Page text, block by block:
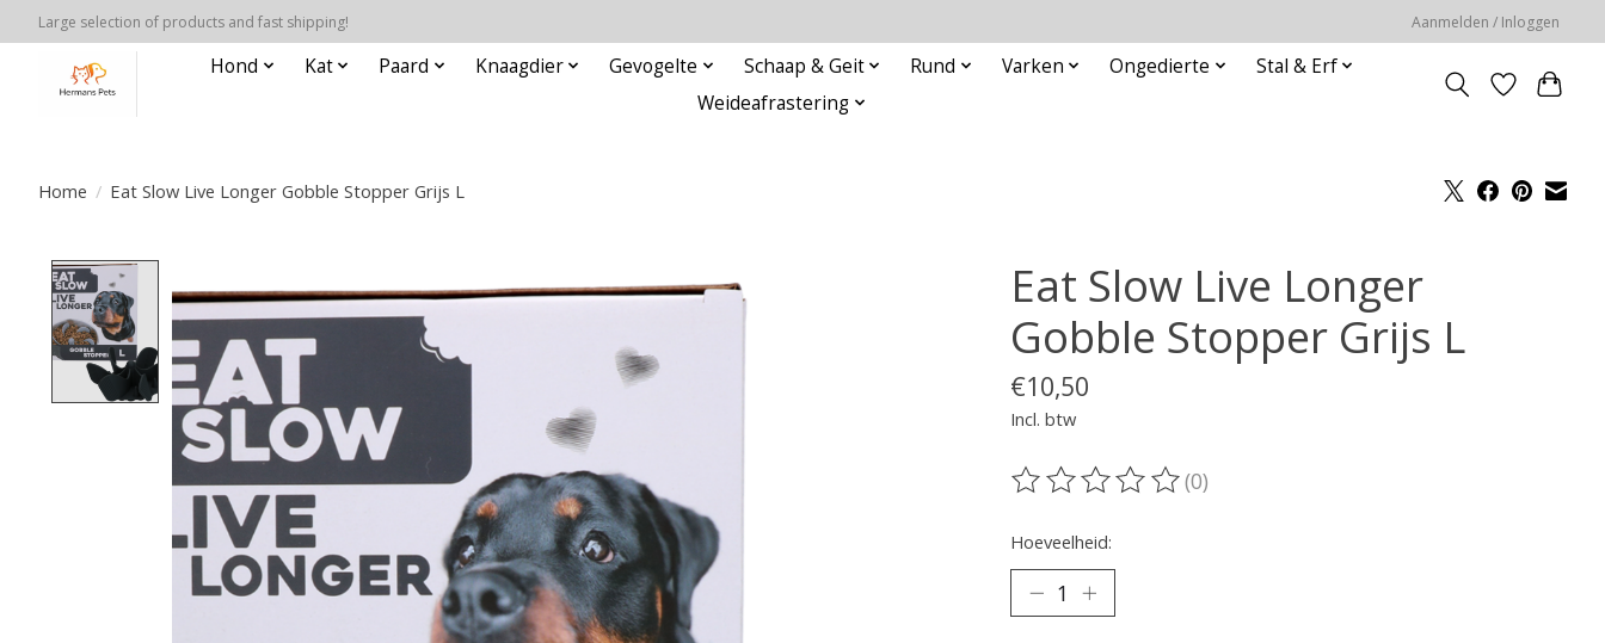
Large selection of products and fast shipping! Aanmelden / Inloggen
Hond Kat Paard Knaagdier Gevogelte Schaap & Geit Rund Varken Ongedierte
Stal & Erf
Weideafrastering
Home / Eat Slow Live Longer Gobble Stopper Grijs L
Eat Slow Live Longer
Gobble Stopper Grijs L
€10,50
Incl. btw
De beoordeling van dit product is
(0)
Hoeveelheid: